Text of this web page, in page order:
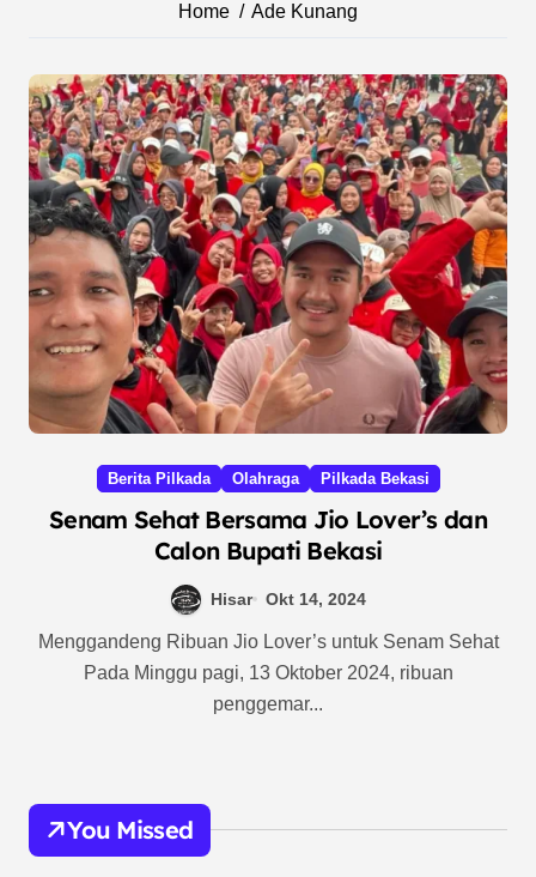
Home Ade Kunang
Berita Pilkada Olahraga Pilkada Bekasi
Senam Sehat Bersama Jio Lover’s dan
Calon Bupati Bekasi
Hisar Okt 14, 2024
Menggandeng Ribuan Jio Lover’s untuk Senam Sehat
Pada Minggu pagi, 13 Oktober 2024, ribuan
penggemar...
You Missed